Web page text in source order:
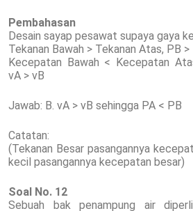
Pembahasan
Desain sayap pesawat supaya gaya
Tekanan Bawah > Tekanan Atas, PB
Kecepatan Bawah < Kecepatan
vA > vB
Jawab: B. vA > vB sehingga PA < PB
Catatan:
(Tekanan Besar pasangannya
kecil pasangannya kecepatan besar)
Soal No. 12
Sebuah bak penampung air